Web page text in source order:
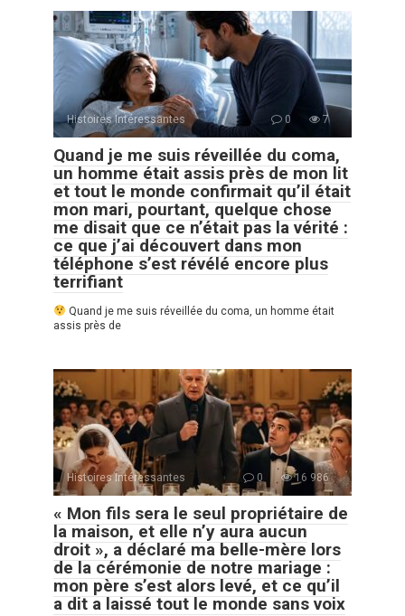
Histoires Intéressantes 0 7
Quand je me suis réveillée du coma,
un homme était assis près de mon lit
et tout le monde confirmait qu’il était
mon mari, pourtant, quelque chose
me disait que ce n’était pas la vérité :
ce que j’ai découvert dans mon
téléphone s’est révélé encore plus
terrifiant
Quand je me suis réveillée du coma, un homme était
assis près de
Histoires Intéressantes 0 16 986
« Mon fils sera le seul propriétaire de
la maison, et elle n’y aura aucun
droit », a déclaré ma belle-mère lors
de la cérémonie de notre mariage :
mon père s’est alors levé, et ce qu’il
a dit a laissé tout le monde sans voix